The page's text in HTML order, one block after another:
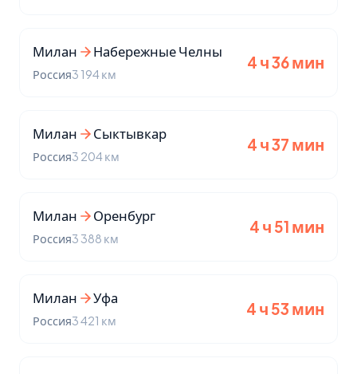
Милан Набережные Челны
Россия3 194 км
4 ч 36 мин
Милан Сыктывкар
Россия3 204 км
4 ч 37 мин
Милан Оренбург
Россия3 388 км
4 ч 51 мин
Милан Уфа
Россия3 421 км
4 ч 53 мин